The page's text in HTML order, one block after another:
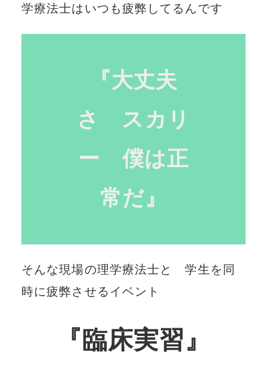
学療法士はいつも疲弊してるんです
『大丈夫
さ スカリ
ー 僕は正
常だ』
そんな現場の理学療法士と 学生を同
時に疲弊させるイベント
『臨床実習』